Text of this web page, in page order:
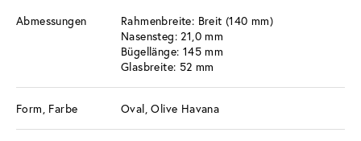
Abmessungen
Rahmenbreite: Breit (140 mm)
Nasensteg: 21,0 mm
Bügellänge: 145 mm
Glasbreite: 52 mm
Form, Farbe Oval, Olive Havana